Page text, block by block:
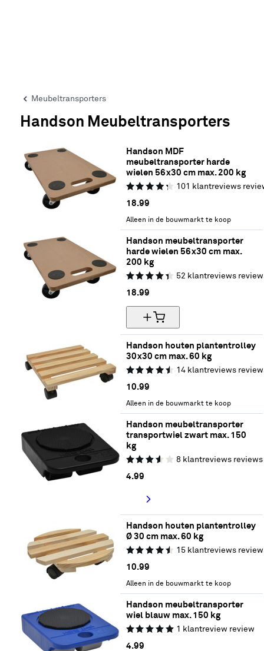
Meubeltransporters
Handson Meubeltransporters
Handson MDF
meubeltransporter harde
wielen 56x30 cm max. 200 kg
101 klantreviews
18.99
Alleen in de bouwmarkt te koop
Handson meubeltransporter
harde wielen 56x30 cm max.
200 kg
52 klantreviews
18.99
Handson houten plantentrolley
30x30 cm max. 60 kg
14 klantreviews
10.99
Alleen in de bouwmarkt te koop
Handson meubeltransporter
transportwiel zwart max. 150
kg
8 klantreviews reviews
4.99
Handson houten plantentrolley
Ø 30 cm max. 60 kg
15 klantreviews
10.99
Alleen in de bouwmarkt te koop
Handson meubeltransporter
wiel blauw max. 150 kg
1 klantreview review
4.99